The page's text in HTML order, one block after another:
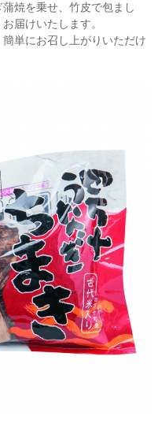
焼を乗せ、竹皮で包まし
届けいたします。
単にお召し上がりいただけ